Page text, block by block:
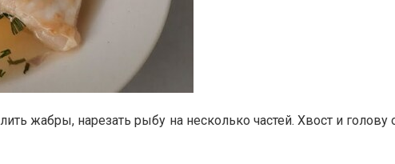
жабры, нарезать рыбу на несколько частей. Хвост и